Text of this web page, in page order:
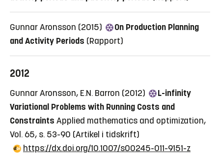
Gunnar Aronsson (2015)
On Production Planning
and Activity Periods (Rapport)
2012
Gunnar Aronsson, E.N. Barron (2012)
L-infinity
Variational Problems with Running Costs and
Constraints Applied mathematics and optimization,
Vol. 65, s. 53-90 (Artikel i tidskrift)
https://dx.doi.org/10.1007/s00245-011-9151-z